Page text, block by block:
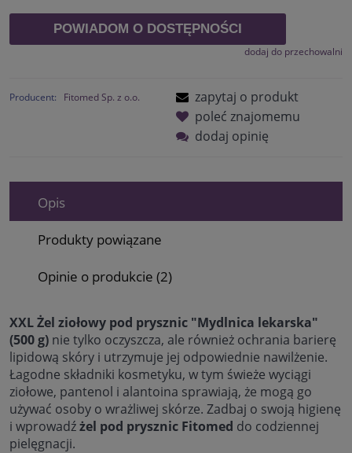
POWIADOM O DOSTĘPNOŚCI
dodaj do przechowalni
Producent: Fitomed Sp. z o.o.
zapytaj o produkt
poleć znajomemu
dodaj opinię
Opis
Produkty powiązane
Opinie o produkcie (2)
XXL Żel ziołowy pod prysznic "Mydlnica lekarska"
(500 g) nie tylko oczyszcza, ale również ochrania barierę
lipidową skóry i utrzymuje jej odpowiednie nawilżenie.
Łagodne składniki kosmetyku, w tym świeże wyciągi
ziołowe, pantenol i alantoina sprawiają, że mogą go
używać osoby o wrażliwej skórze. Zadbaj o swoją higienę
i wprowadźżel pod prysznic Fitomed do codziennej
pielęgnacji.